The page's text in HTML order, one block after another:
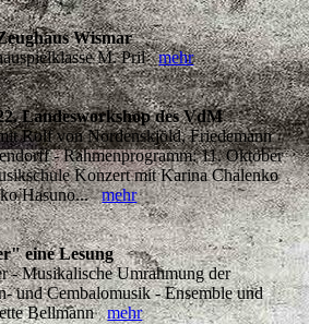
Wismar
M. Prilmehr
Landesworkshop des VdM
Rolf von Nordenskjöld, Friedemann
- Rahmenprogramm: 11. Oktober
Konzert mit Karina Chalenko
Hasuno...mehr
eine Lesung
- Musikalische Umrahmung der
und Cembalomusik - Ensemble und
Bellmannmehr